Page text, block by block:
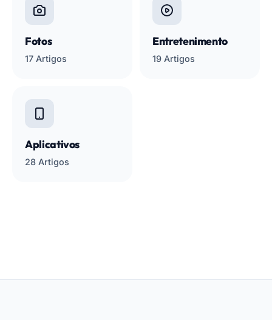
Fotos
17 Artigos
Entretenimento
19 Artigos
Aplicativos
28 Artigos